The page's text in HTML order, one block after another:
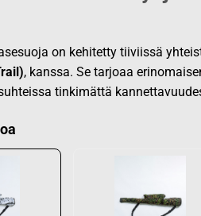
on kehitetty tiiviissä
, kanssa. Se tarjoaa
tinkimättä